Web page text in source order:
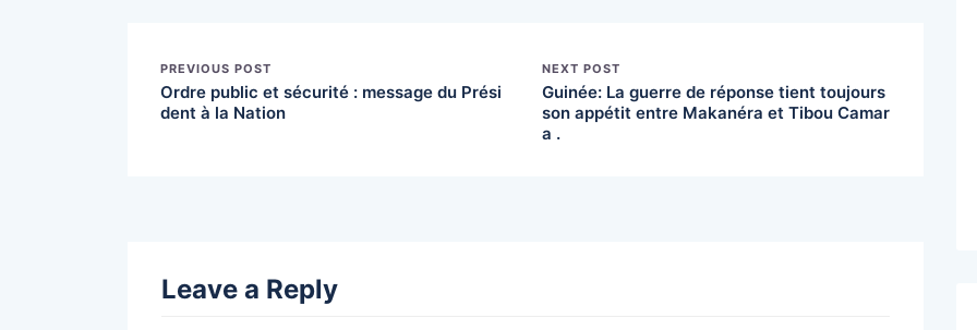
PREVIOUS POST
Ordre public et sécurité : message du Prési
dent à la Nation
NEXT POST
Guinée: La guerre de réponse tient toujours
son appétit entre Makanéra et Tibou Camar
a .
Leave a Reply